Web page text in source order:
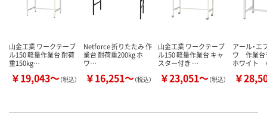
山金工業 ワークテーブ
ル150 軽量作業台 耐荷
重150kg…
￥19,043～（税込）
Netforce 折りたたみ 作
業台 耐荷重200kg ホ
ワ…
￥16,251～（税込）
山金工業 ワークテーブ
ル150 軽量作業台 キャ
スター付き …
￥23,051～（税込）
アール・エ
ワ 作業
ホワイト
￥